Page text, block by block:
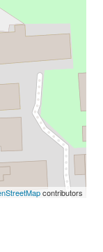
contributors